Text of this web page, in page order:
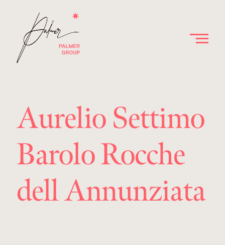
Aurelio Settimo
Barolo Rocche
dell Annunziata